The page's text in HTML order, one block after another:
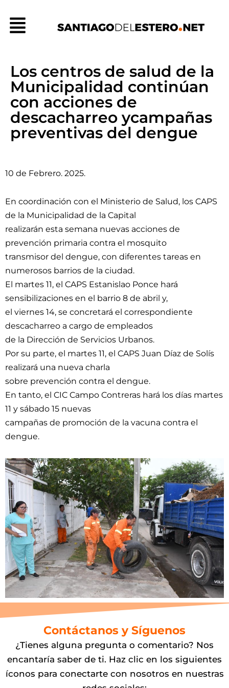
contenido
Menú
Los centros de salud de la
Municipalidad continúan
con acciones de
descacharreo ycampañas
preventivas del dengue
10 de Febrero. 2025.
En coordinación con el Ministerio de Salud, los CAPS
de la Municipalidad de la Capital
realizarán esta semana nuevas acciones de
prevención primaria contra el mosquito
transmisor del dengue, con diferentes tareas en
numerosos barrios de la ciudad.
El martes 11, el CAPS Estanislao Ponce hará
sensibilizaciones en el barrio 8 de abril y,
el viernes 14, se concretará el correspondiente
descacharreo a cargo de empleados
de la Dirección de Servicios Urbanos.
Por su parte, el martes 11, el CAPS Juan Díaz de Solís
realizará una nueva charla
sobre prevención contra el dengue.
En tanto, el CIC Campo Contreras hará los días martes
11 y sábado 15 nuevas
campañas de promoción de la vacuna contra el
dengue.
Contáctanos y Síguenos
¿Tienes alguna pregunta o comentario? Nos
encantaría saber de ti. Haz clic en los siguientes
íconos para conectarte con nosotros en nuestras